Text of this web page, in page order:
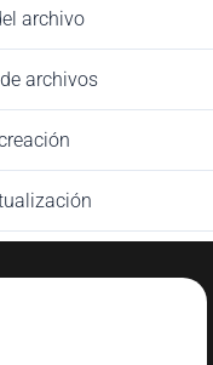
archivo
archivos